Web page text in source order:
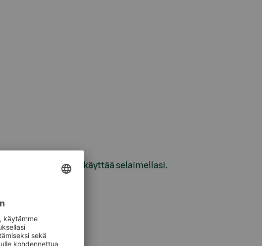
ei voi käyttää selaimellasi.